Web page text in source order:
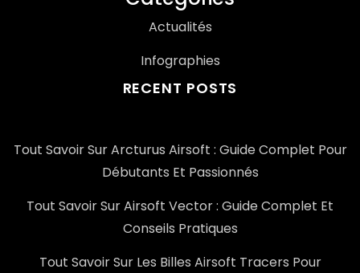
Actualités
Infographies
RECENT POSTS
Tout Savoir Sur Arcturus Airsoft : Guide Complet Pour
Débutants Et Passionnés
Tout Savoir Sur Airsoft Vector : Guide Complet Et
Conseils Pratiques
Tout Savoir Sur Les Billes Airsoft Tracers Pour